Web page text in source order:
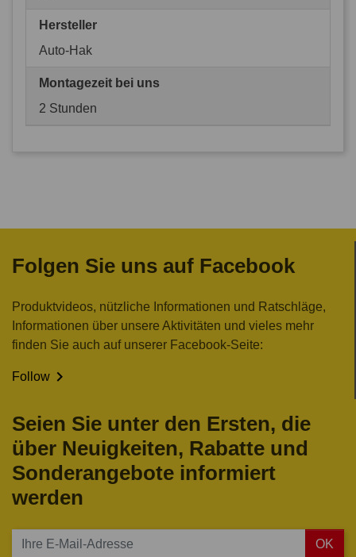
Hersteller
Auto-Hak
Montagezeit bei uns
2 Stunden
Folgen Sie uns auf Facebook
Produktvideos, nützliche Informationen und Ratschläge,
Informationen über unsere Aktivitäten und vieles mehr
finden Sie auch auf unserer Facebook-Seite:
Follow 
Seien Sie unter den Ersten, die
über Neuigkeiten, Rabatte und
Sonderangebote informiert
werden
OK